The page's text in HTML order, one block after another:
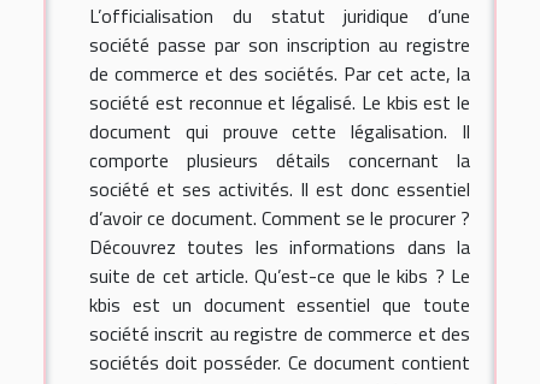
L’officialisation du statut juridique d’une
société passe par son inscription au registre
de commerce et des sociétés. Par cet acte, la
société est reconnue et légalisé. Le kbis est le
document qui prouve cette légalisation. Il
comporte plusieurs détails concernant la
société et ses activités. Il est donc essentiel
d’avoir ce document. Comment se le procurer ?
Découvrez toutes les informations dans la
suite de cet article. Qu’est-ce que le kibs ? Le
kbis est un document essentiel que toute
société inscrit au registre de commerce et des
sociétés doit posséder. Ce document contient